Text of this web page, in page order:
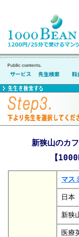
新狭山のカ
【
マス
日本
新狭
医療